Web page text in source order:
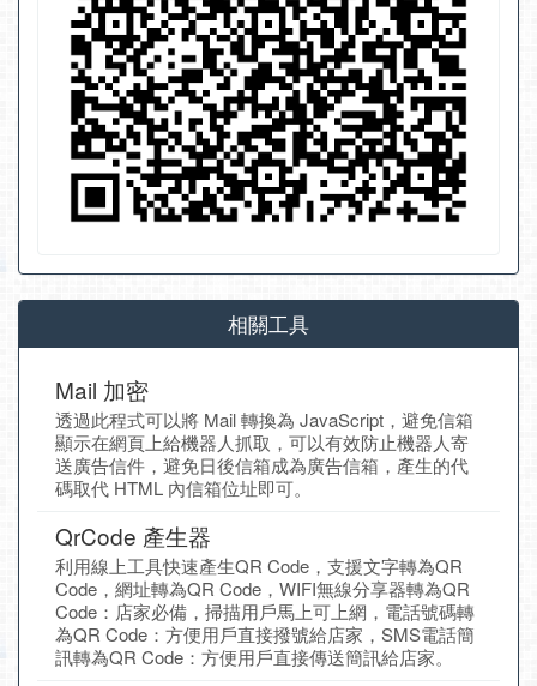
相關工具
Mail 加密
透過此程式可以將 Mail 轉換為 JavaScript，避免信箱
顯示在網頁上給機器人抓取，可以有效防止機器人寄
送廣告信件，避免日後信箱成為廣告信箱，產生的代
碼取代 HTML 內信箱位址即可。
QrCode 產生器
利用線上工具快速產生QR Code，支援文字轉為QR
Code，網址轉為QR Code，WIFI無線分享器轉為QR
Code：店家必備，掃描用戶馬上可上網，電話號碼轉
為QR Code：方便用戶直接撥號給店家，SMS電話簡
訊轉為QR Code：方便用戶直接傳送簡訊給店家。